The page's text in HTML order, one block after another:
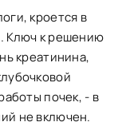
кроется в
Ключ к решению
креатинина,
почек, - в
не включен.